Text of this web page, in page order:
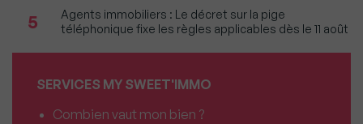
5
Agents immobiliers : Le décret sur la pige
téléphonique fixe les règles applicables dès le 11 août
SERVICES MY SWEET'IMMO
Combien vaut mon bien ?